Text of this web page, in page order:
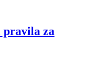
pravila za